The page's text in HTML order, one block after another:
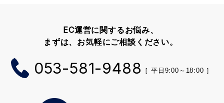
古屋駅周辺の居抜き物 […]
EC運営に関するお悩み、
まずは、お気軽にご相談ください。
053-581-9488 ［ 平日9:00～18:00 ］